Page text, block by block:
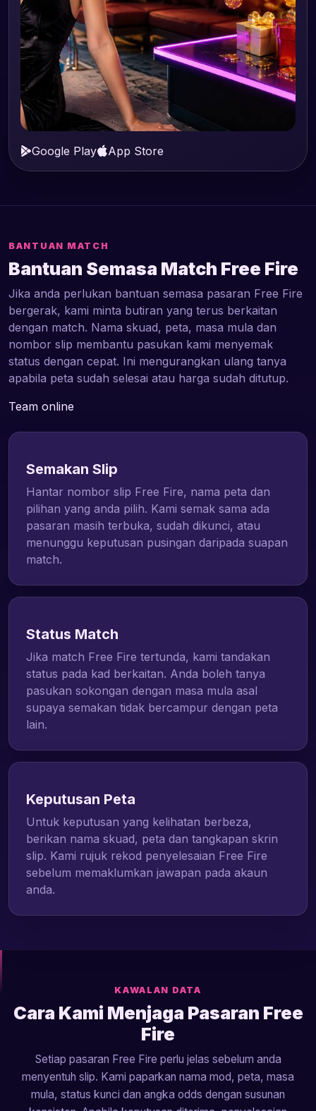
Google Play App Store
BANTUAN MATCH
Bantuan Semasa Match Free Fire
Jika anda perlukan bantuan semasa pasaran Free Fire
bergerak, kami minta butiran yang terus berkaitan
dengan match. Nama skuad, peta, masa mula dan
nombor slip membantu pasukan kami menyemak
status dengan cepat. Ini mengurangkan ulang tanya
apabila peta sudah selesai atau harga sudah ditutup.
Team online
Semakan Slip
Hantar nombor slip Free Fire, nama peta dan
pilihan yang anda pilih. Kami semak sama ada
pasaran masih terbuka, sudah dikunci, atau
menunggu keputusan pusingan daripada suapan
match.
Status Match
Jika match Free Fire tertunda, kami tandakan
status pada kad berkaitan. Anda boleh tanya
pasukan sokongan dengan masa mula asal
supaya semakan tidak bercampur dengan peta
lain.
Keputusan Peta
Untuk keputusan yang kelihatan berbeza,
berikan nama skuad, peta dan tangkapan skrin
slip. Kami rujuk rekod penyelesaian Free Fire
sebelum memaklumkan jawapan pada akaun
anda.
KAWALAN DATA
Cara Kami Menjaga Pasaran Free
Fire
Setiap pasaran Free Fire perlu jelas sebelum anda
menyentuh slip. Kami paparkan nama mod, peta, masa
mula, status kunci dan angka odds dengan susunan